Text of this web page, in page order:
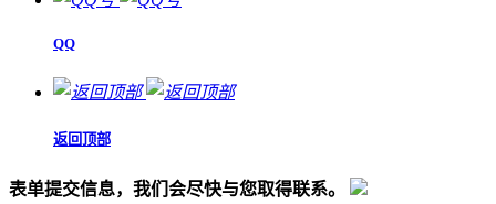
QQ
返回顶部
表单提交信息，我们会尽快与您取得联系。